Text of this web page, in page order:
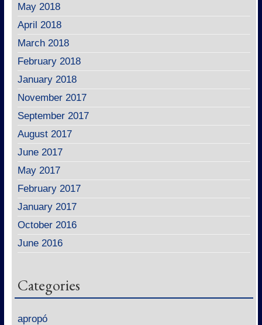
May 2018
April 2018
March 2018
February 2018
January 2018
November 2017
September 2017
August 2017
June 2017
May 2017
February 2017
January 2017
October 2016
June 2016
Categories
apropó